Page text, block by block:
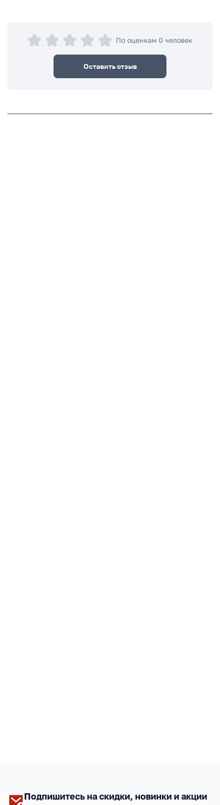
По оценкам 0 человек
Оставить отзыв
Подпишитесь на скидки, новинки и акции